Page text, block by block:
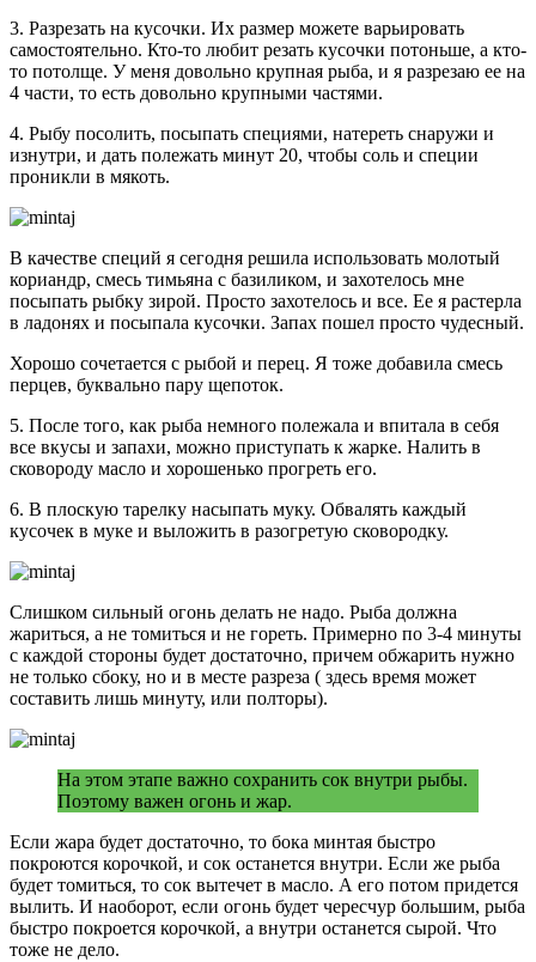
3. Разрезать на кусочки. Их размер можете варьировать
самостоятельно. Кто-то любит резать кусочки потоньше, а кто-
то потолще. У меня довольно крупная рыба, и я разрезаю ее на
4 части, то есть довольно крупными частями.
4. Рыбу посолить, посыпать специями, натереть снаружи и
изнутри, и дать полежать минут 20, чтобы соль и специи
проникли в мякоть.
В качестве специй я сегодня решила использовать молотый
кориандр, смесь тимьяна с базиликом, и захотелось мне
посыпать рыбку зирой. Просто захотелось и все. Ее я растерла
в ладонях и посыпала кусочки. Запах пошел просто чудесный.
Хорошо сочетается с рыбой и перец. Я тоже добавила смесь
перцев, буквально пару щепоток.
5. После того, как рыба немного полежала и впитала в себя
все вкусы и запахи, можно приступать к жарке. Налить в
сковороду масло и хорошенько прогреть его.
6. В плоскую тарелку насыпать муку. Обвалять каждый
кусочек в муке и выложить в разогретую сковородку.
Слишком сильный огонь делать не надо. Рыба должна
жариться, а не томиться и не гореть. Примерно по 3-4 минуты
с каждой стороны будет достаточно, причем обжарить нужно
не только сбоку, но и в месте разреза ( здесь время может
составить лишь минуту, или полторы).
На этом этапе важно сохранить сок внутри рыбы.
Поэтому важен огонь и жар.
Если жара будет достаточно, то бока минтая быстро
покроются корочкой, и сок останется внутри. Если же рыба
будет томиться, то сок вытечет в масло. А его потом придется
вылить. И наоборот, если огонь будет чересчур большим, рыба
быстро покроется корочкой, а внутри останется сырой. Что
тоже не дело.